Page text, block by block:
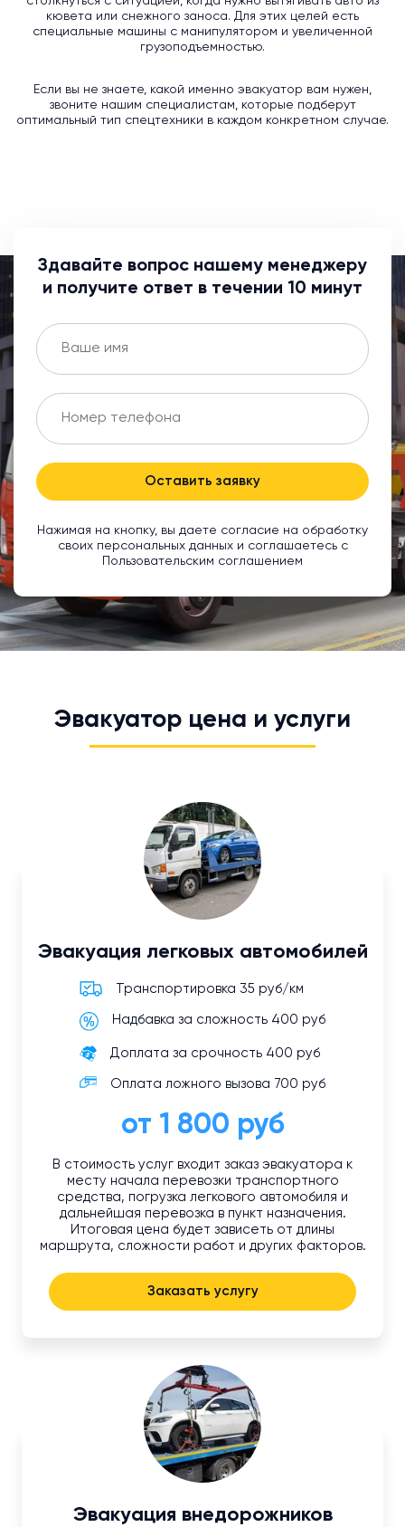
кювета или снежного заноса. Для этих целей есть
специальные машины с манипулятором и увеличенной
грузоподъемностью.
Если вы не знаете, какой именно эвакуатор вам нужен,
звоните нашим специалистам, которые подберут
оптимальный тип спецтехники в каждом конкретном случае.
Здавайте вопрос нашему менеджеру
и получите ответ в течении 10 минут
Оставить заявку
Нажимая на кнопку, вы даете согласие на обработку
своих персональных данных и соглашаетесь с
Пользовательским соглашением
Эвакуатор цена и услуги
Эвакуация легковых автомобилей
Транспортировка 35 руб/км
Надбавка за сложность 400 руб
Доплата за срочность 400 руб
Оплата ложного вызова 700 руб
от 1 800 руб
В стоимость услуг входит заказ эвакуатора к
месту начала перевозки транспортного
средства, погрузка легкового автомобиля и
дальнейшая перевозка в пункт назначения.
Итоговая цена будет зависеть от длины
маршрута, сложности работ и других факторов.
Заказать услугу
Эвакуация внедорожников